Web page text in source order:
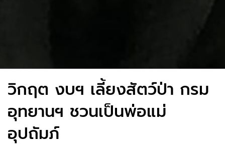
วิกฤต งบฯ เลี้ยงสัตว์ป่า กรม
อุทยานฯ ชวนเป็นพ่อแม่
อุปถัมภ์